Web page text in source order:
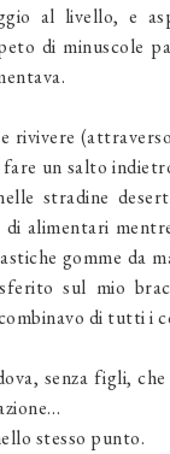
al livello, e
di minuscole
rivivere
fare un salto
stradine
alimentari
gomme da
sul mio
di tutti i
senza figli,
stesso punto.